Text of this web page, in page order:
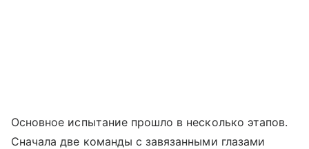
Основное испытание прошло в несколько этапов.
Сначала две команды с завязанными глазами